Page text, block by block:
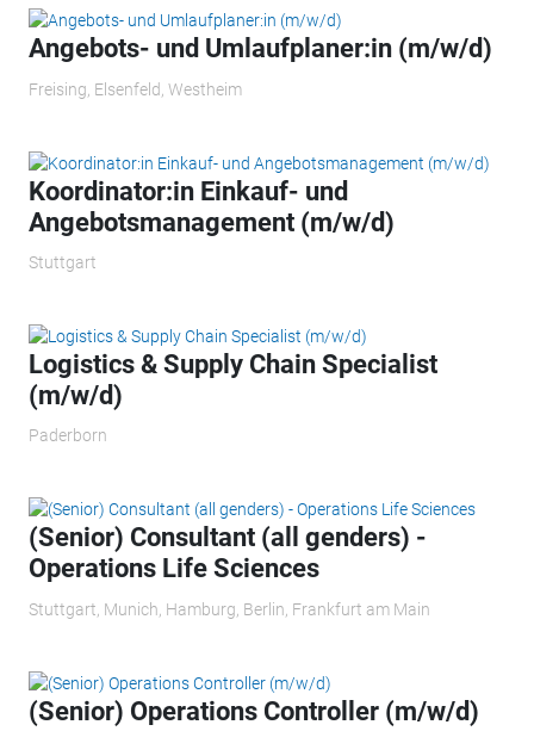
Angebots- und Umlaufplaner:in (m/w/d)
Freising, Elsenfeld, Westheim
Koordinator:in Einkauf- und
Angebotsmanagement (m/w/d)
Stuttgart
Logistics & Supply Chain Specialist
(m/w/d)
Paderborn
(Senior) Consultant (all genders) -
Operations Life Sciences
Stuttgart, Munich, Hamburg, Berlin, Frankfurt am Main
(Senior) Operations Controller (m/w/d)